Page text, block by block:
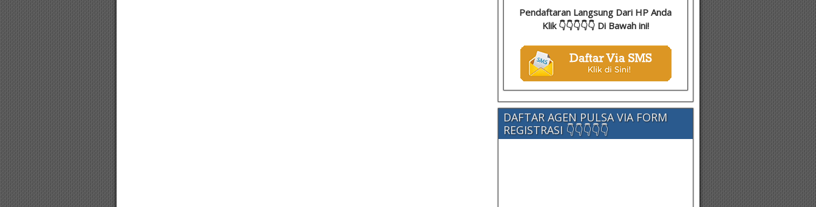
Pendaftaran Langsung Dari HP Anda
Klik 👇👇👇👇👇 Di Bawah ini!
DAFTAR AGEN PULSA VIA FORM
REGISTRASI 👇👇👇👇👇